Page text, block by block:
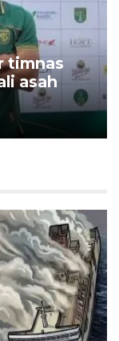
timnas
asah